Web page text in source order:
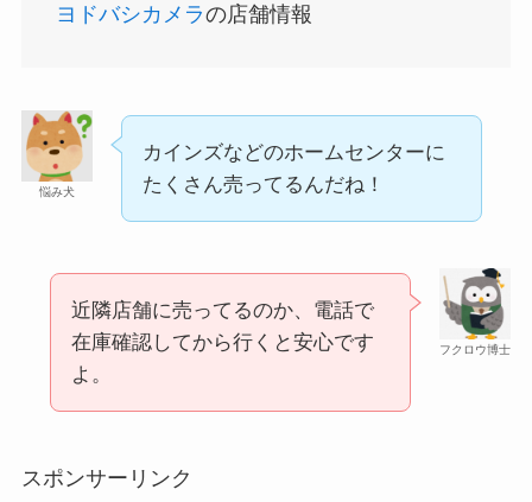
使い捨ておしぼりはどこで買える？販売店は100均
ソンなどのコンビニで買える！
和紙はどこに売ってる？ダイソーやLoftで買える！
ヨドバシカメラの店舗情報
悩み犬
カインズなどのホームセンターに
たくさん売ってるんだね！
フクロウ博士
近隣店舗に売ってるのか、電話で
在庫確認してから行くと安心です
よ。
スポンサーリンク